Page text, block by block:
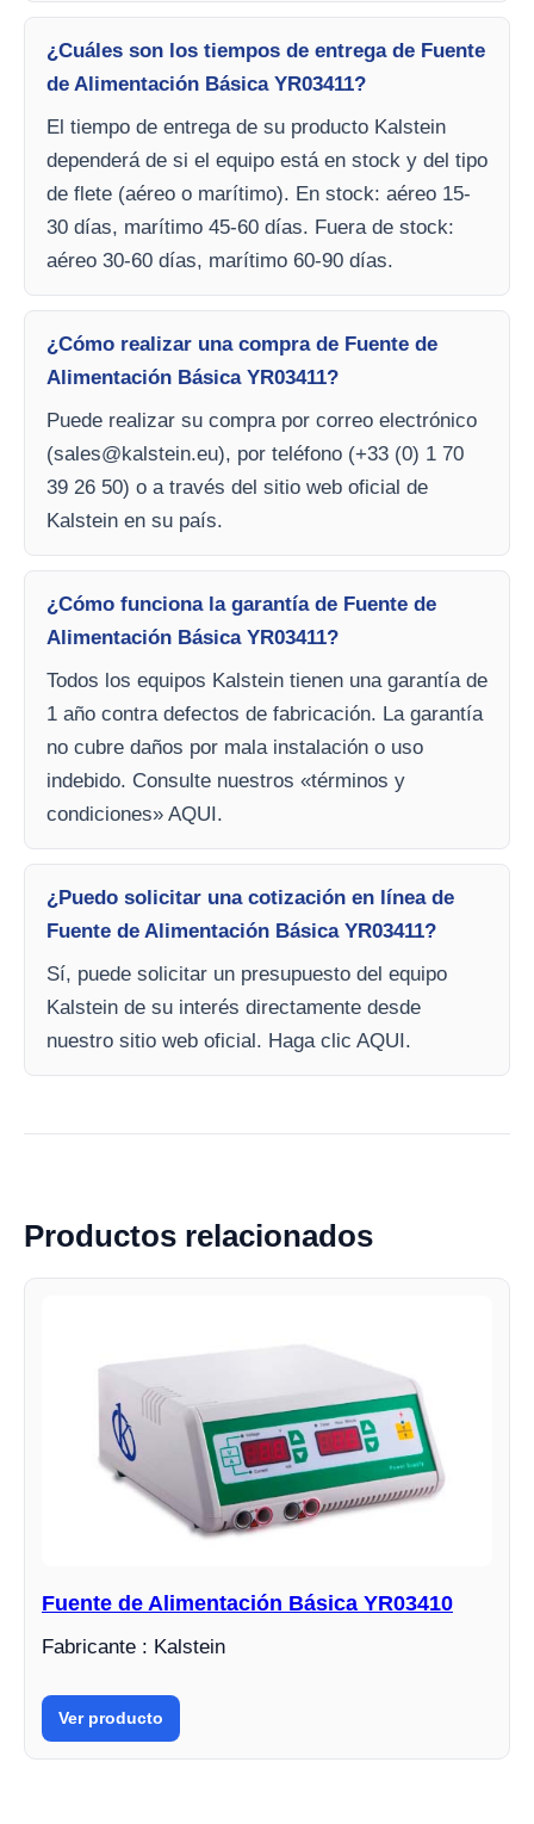
¿Cuáles son los tiempos de entrega de Fuente
de Alimentación Básica YR03411?
El tiempo de entrega de su producto Kalstein
dependerá de si el equipo está en stock y del tipo
de flete (aéreo o marítimo). En stock: aéreo 15-
30 días, marítimo 45-60 días. Fuera de stock:
aéreo 30-60 días, marítimo 60-90 días.
¿Cómo realizar una compra de Fuente de
Alimentación Básica YR03411?
Puede realizar su compra por correo electrónico
(sales@kalstein.eu), por teléfono (+33 (0) 1 70
39 26 50) o a través del sitio web oficial de
Kalstein en su país.
¿Cómo funciona la garantía de Fuente de
Alimentación Básica YR03411?
Todos los equipos Kalstein tienen una garantía de
1 año contra defectos de fabricación. La garantía
no cubre daños por mala instalación o uso
indebido. Consulte nuestros «términos y
condiciones» AQUI.
¿Puedo solicitar una cotización en línea de
Fuente de Alimentación Básica YR03411?
Sí, puede solicitar un presupuesto del equipo
Kalstein de su interés directamente desde
nuestro sitio web oficial. Haga clic AQUI.
Productos relacionados
Fuente de Alimentación Básica YR03410
Fabricante : Kalstein
Ver producto